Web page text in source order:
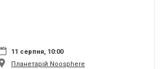
11 серпня, 10:00
Планетарій Noosphere